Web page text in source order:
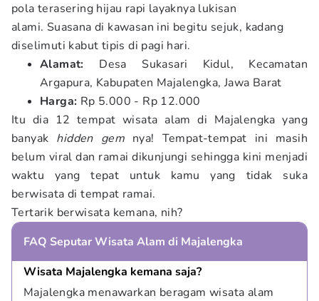
pola terasering hijau rapi layaknya lukisan
alami. Suasana di kawasan ini begitu sejuk, kadang
diselimuti kabut tipis di pagi hari.
Alamat: Desa Sukasari Kidul, Kecamatan
Argapura, Kabupaten Majalengka, Jawa Barat
Harga: Rp 5.000 - Rp 12.000
Itu dia 12 tempat wisata alam di Majalengka yang
banyak hidden gem nya! Tempat-tempat ini masih
belum viral dan ramai dikunjungi sehingga kini menjadi
waktu yang tepat untuk kamu yang tidak suka
berwisata di tempat ramai.
Tertarik berwisata kemana, nih?
FAQ Seputar Wisata Alam di Majalengka
Wisata Majalengka kemana saja?
Majalengka menawarkan beragam wisata alam